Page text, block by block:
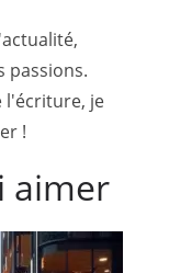
passions.
l'écriture, je
!
aimer